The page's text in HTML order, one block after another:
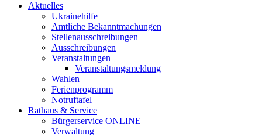
Aktuelles
Ukrainehilfe
Amtliche Bekanntmachungen
Stellenausschreibungen
Ausschreibungen
Veranstaltungen
Veranstaltungsmeldung
Wahlen
Ferienprogramm
Notruftafel
Rathaus & Service
Bürgerservice ONLINE
Verwaltung